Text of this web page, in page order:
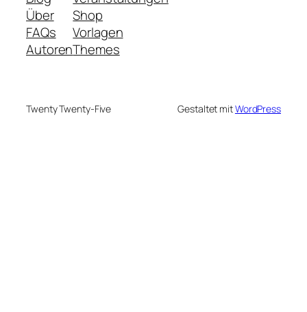
Über
FAQs
Autoren
Shop
Vorlagen
Themes
Twenty Twenty-Five Gestaltet mitWordPress